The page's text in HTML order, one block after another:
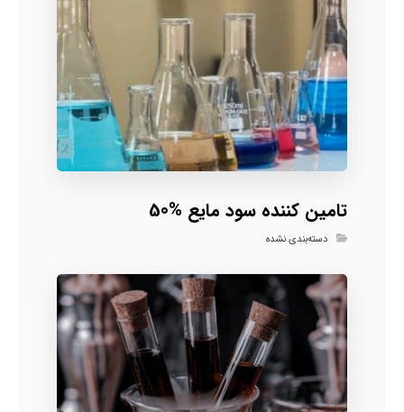
تامین کننده سود مایع %50
دسته‌بندی نشده